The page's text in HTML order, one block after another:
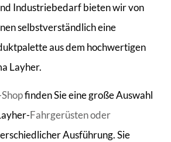
Industriebedarf bieten wir von
selbstverständlich eine
aus dem hochwertigen
Layher.
finden Sie eine große Auswahl
Fahrgerüsten oder
Ausführung. Sie